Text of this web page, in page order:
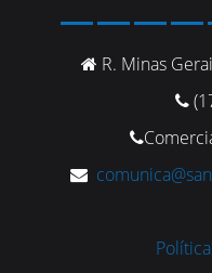
R. Minas